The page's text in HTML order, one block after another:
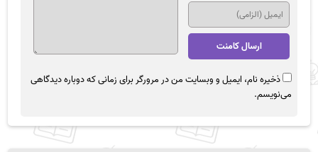
ذخیره نام، ایمیل و وبسایت من در مرورگر برای زمانی که دوباره دیدگاهی
می‌نویسم.